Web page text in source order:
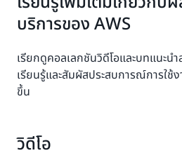
บริการของ AWS
เรียกดูคอลเลกชันวิดีโอและบทแนะน
เรียนรู้และสัมผัสประสบการณ์การใช้
ขึ้น
วิดีโอ